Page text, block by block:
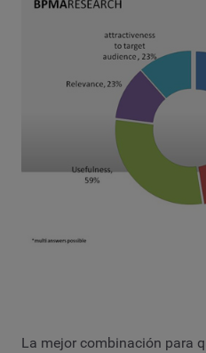
La mejor combinación para